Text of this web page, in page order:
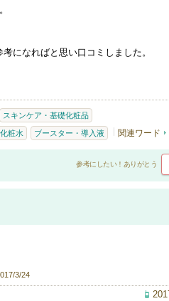
になればと思い口コミしました。
スキンケア・基礎化粧品
化粧水 ブースター・導入液 関連ワード
参考にしたい！ありがとう
3/24